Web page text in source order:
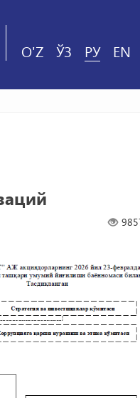
O'Z ЎЗ РУ EN